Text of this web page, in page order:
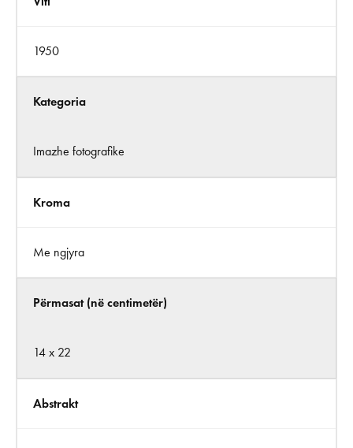
1950
Kategoria
Imazhe fotografike
Kroma
Me ngjyra
Përmasat (në centimetër)
14 x 22
Abstrakt